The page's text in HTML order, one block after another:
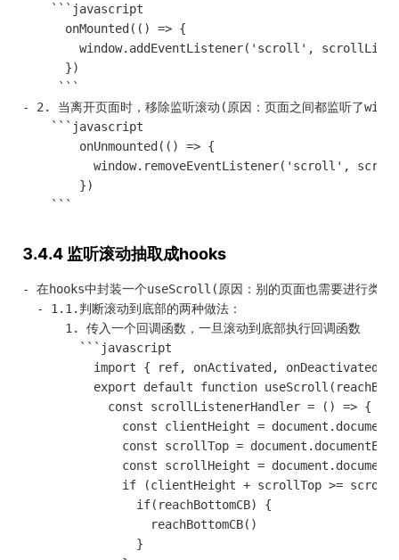
    ```javascript
      onMounted(() => {
window.addEventListener('scroll',
      })
     ```
- 2. 当离开页面时，移除监听滚动(原因：页面之间都监听了
    ```javascript
        onUnmounted(() => {
window.removeEventListener('scroll',
        })
3.4.4 监听滚动抽取成hooks
- 在hooks中封装一个useScroll(原因：别的页面也需要进行类似
  - 1.1.判断滚动到底部的两种做法：
      1. 传入一个回调函数，一旦滚动到底部执行回调函数
        ```javascript
import { ref, onActivated, onDeactivated,
export default function
            const scrollListenerHandler = () => {
const clientHeight =
const scrollTop =
const scrollHeight =
if (clientHeight + scrollTop >=
                if(reachBottomCB) {
                  reachBottomCB()
                }